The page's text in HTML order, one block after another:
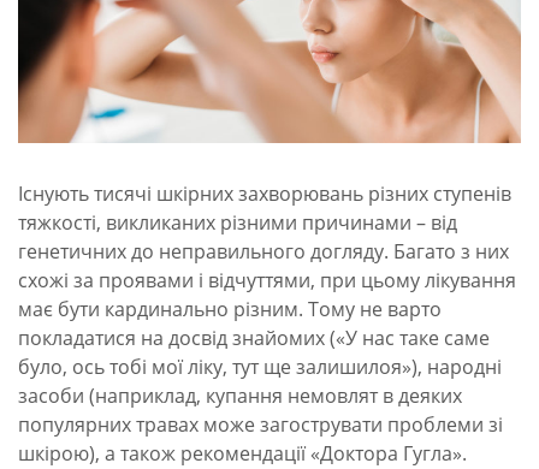
Існують тисячі шкірних захворювань різних ступенів
тяжкості, викликаних різними причинами – від
генетичних до неправильного догляду. Багато з них
схожі за проявами і відчуттями, при цьому лікування
має бути кардинально різним. Тому не варто
покладатися на досвід знайомих («У нас таке саме
було, ось тобі мої ліку, тут ще залишилоя»), народні
засоби (наприклад, купання немовлят в деяких
популярних травах може загострувати проблеми зі
шкірою), а також рекомендації «Доктора Гугла».